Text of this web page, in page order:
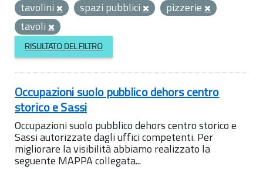
tavolini
spazi pubblici
pizzerie
tavoli
RISULTATO DEL FILTRO
Occupazioni suolo pubblico dehors centro
storico e Sassi
Occupazioni suolo pubblico dehors centro storico e
Sassi autorizzate dagli uffici competenti. Per
migliorare la visibilità abbiamo realizzato la
seguente MAPPA collegata...